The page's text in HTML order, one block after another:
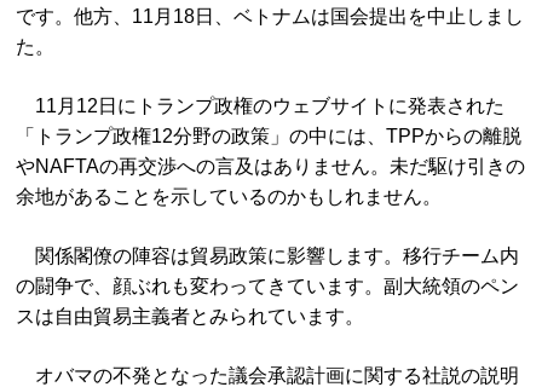
です。他方、11月18日、ベトナムは国会提出を中止しまし
た。
11月12日にトランプ政権のウェブサイトに発表された
「トランプ政権12分野の政策」の中には、TPPからの離脱
やNAFTAの再交渉への言及はありません。未だ駆け引きの
余地があることを示しているのかもしれません。
関係閣僚の陣容は貿易政策に影響します。移行チーム内
の闘争で、顔ぶれも変わってきています。副大統領のペン
スは自由貿易主義者とみられています。
オバマの不発となった議会承認計画に関する社説の説明